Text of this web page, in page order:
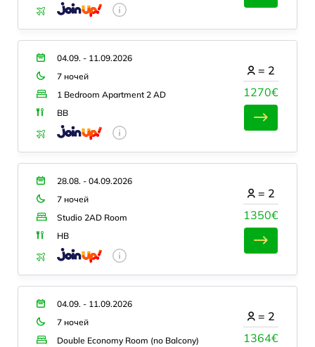
04.09. - 11.09.2026
7 ночей
1 Bedroom Apartment 2 AD
BB
1270€
= 2
28.08. - 04.09.2026
7 ночей
Studio 2AD Room
HB
1350€
= 2
04.09. - 11.09.2026
7 ночей
Double Economy Room (no Balcony)
1364€
= 2